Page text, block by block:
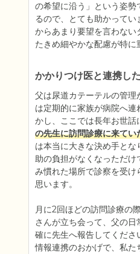
の希望に沿う」という姿勢
るので、とても助かって
からあまり要望を言わない
たきめ細やかな配慮が特に
かかりつけ医と連携し
父は尿道カテーテルの管
は定期的に家族が病院へ連
かし、ここでは長年お世話
の先生に訪問診療に来てい
は本当に大きな決め手と
助の負担がなくなっただけ
み慣れた場所で診察を受け
思います。
月に2回ほどの訪問診療の
さんが立ち会って、父の
確に先生へ報告してくださ
情報連携のおかげで、私た